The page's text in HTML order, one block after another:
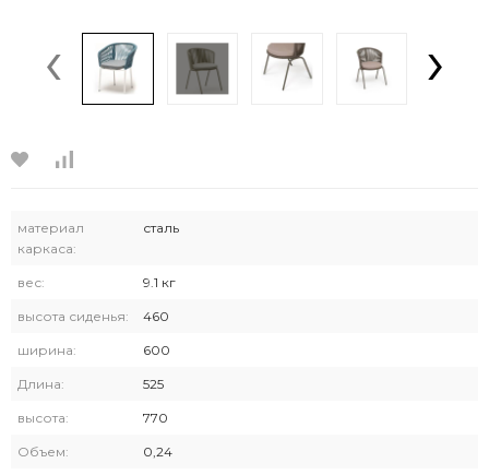
‹ ›
материал
каркаса:
сталь
вес: 9.1 кг
высота сиденья: 460
ширина: 600
Длина: 525
высота: 770
Объем: 0,24